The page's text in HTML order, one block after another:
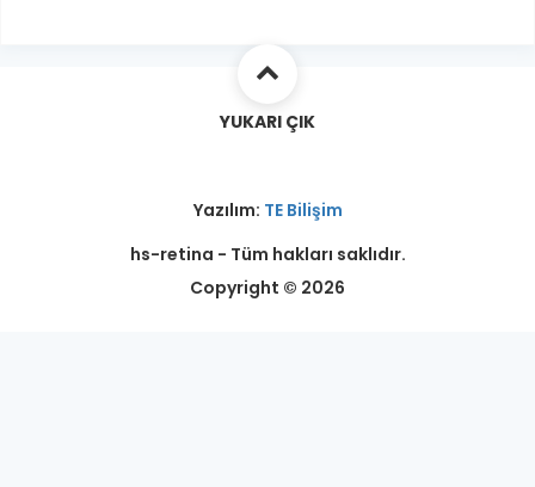
YUKARI ÇIK
Yazılım: TE Bilişim
hs-retina - Tüm hakları saklıdır.
Copyright © 2026